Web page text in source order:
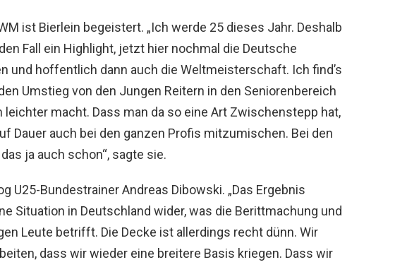
ist Bierlein begeistert. „Ich werde 25 dieses Jahr. Deshalb
Fall ein Highlight, jetzt hier nochmal die Deutsche
und hoffentlich dann auch die Weltmeisterschaft. Ich find’s
Umstieg von den Jungen Reitern in den Seniorenbereich
macht. Dass man da so eine Art Zwischenstepp hat,
Dauer auch bei den ganzen Profis mitzumischen. Bei den
ja auch schon“, sagte sie.
U25-Bundestrainer Andreas Dibowski. „Das Ergebnis
Situation in Deutschland wider, was die Berittmachung und
Leute betrifft. Die Decke ist allerdings recht dünn. Wir
dass wir wieder eine breitere Basis kriegen. Dass wir